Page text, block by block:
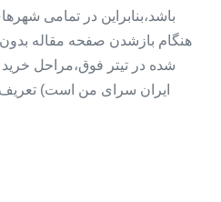
باشد،بنابراین در تمامی
هنگام بازشدن صفحه مقاله بدون
شده در تیتر فوق،مراحل خرید
ایران سرای من است) تعریف